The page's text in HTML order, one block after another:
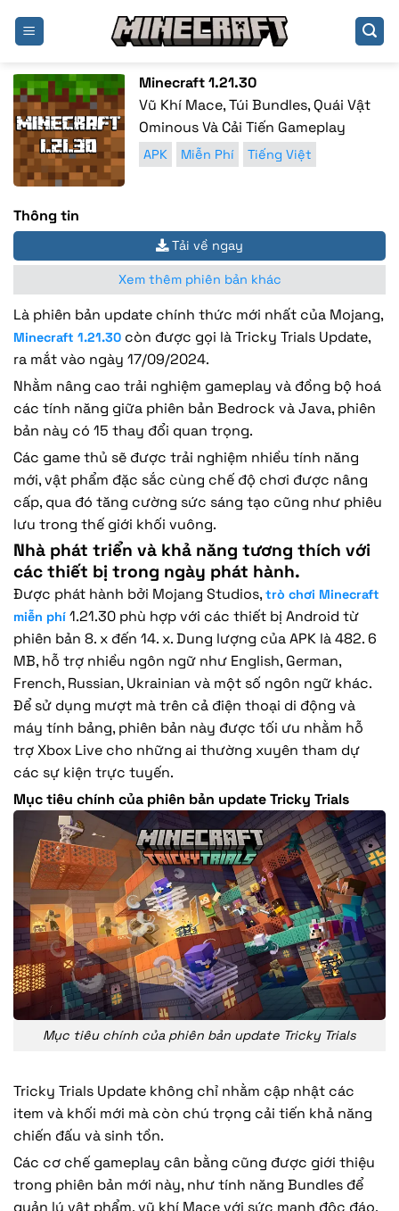
nội
dung
Minecraft 1.21.30
Vũ Khí Mace, Túi Bundles, Quái Vật
Ominous Và Cải Tiến Gameplay
APK Miễn Phí Tiếng Việt
Thông tin
Tải về ngay
Xem thêm phiên bản khác
Là phiên bản update chính thức mới nhất của Mojang,
Minecraft 1.21.30 còn được gọi là Tricky Trials Update,
ra mắt vào ngày 17/09/2024.
Nhằm nâng cao trải nghiệm gameplay và đồng bộ hoá
các tính năng giữa phiên bản Bedrock và Java, phiên
bản này có 15 thay đổi quan trọng.
Các game thủ sẽ được trải nghiệm nhiều tính năng
mới, vật phẩm đặc sắc cùng chế độ chơi được nâng
cấp, qua đó tăng cường sức sáng tạo cũng như phiêu
lưu trong thế giới khối vuông.
Nhà phát triển và khả năng tương thích với
các thiết bị trong ngày phát hành.
Được phát hành bởi Mojang Studios, trò chơi Minecraft
miễn phí 1.21.30 phù hợp với các thiết bị Android từ
phiên bản 8. x đến 14. x. Dung lượng của APK là 482. 6
MB, hỗ trợ nhiều ngôn ngữ như English, German,
French, Russian, Ukrainian và một số ngôn ngữ khác.
Để sử dụng mượt mà trên cả điện thoại di động và
máy tính bảng, phiên bản này được tối ưu nhằm hỗ
trợ Xbox Live cho những ai thường xuyên tham dự
các sự kiện trực tuyến.
Mục tiêu chính của phiên bản update Tricky Trials
Mục tiêu chính của phiên bản update Tricky Trials
Tricky Trials Update không chỉ nhằm cập nhật các
item và khối mới mà còn chú trọng cải tiến khả năng
chiến đấu và sinh tồn.
Các cơ chế gameplay cân bằng cũng được giới thiệu
trong phiên bản mới này, như tính năng Bundles để
quản lý vật phẩm, vũ khí Mace với sức mạnh độc đáo,